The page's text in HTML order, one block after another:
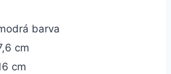
barva
cm
cm